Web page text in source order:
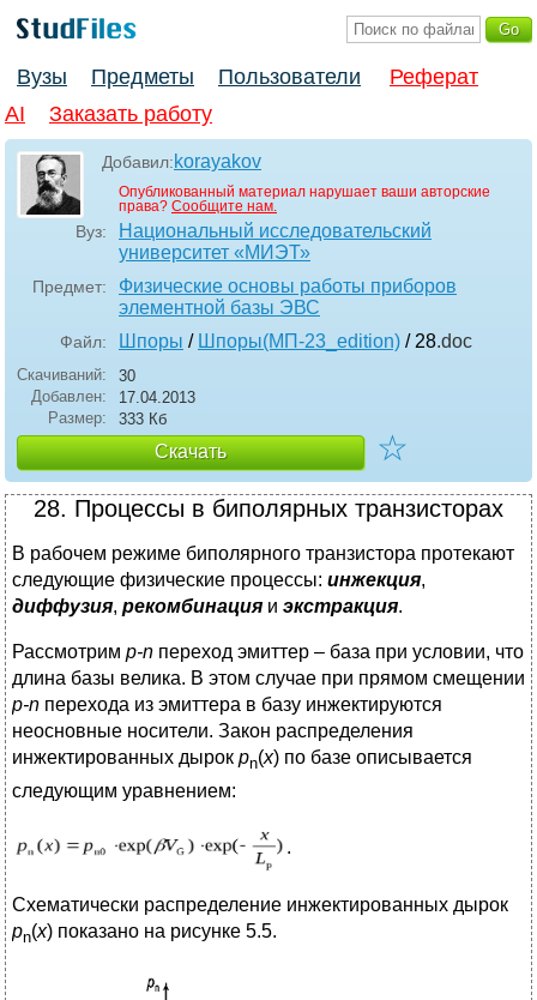
Вузы Предметы Пользователи
Реферат
AI
Заказать работу
Добавил:korayakov
Опубликованный материал нарушает ваши авторские
права? Сообщите нам.
Вуз:
Национальный исследовательский
университет «МИЭТ»
Предмет:
Физические основы работы приборов
элементной базы ЭВС
Файл: Шпоры / Шпоры(МП-23_edition) / 28.doc
Скачиваний:
30
Добавлен:
17.04.2013
Размер:
333 Кб
Скачать ☆
28. Процессы в биполярных транзисторах
В рабочем режиме биполярного транзистора протекают
следующие физические процессы: инжекция,
диффузия, рекомбинация и экстракция.
Рассмотрим р‑n переход эмиттер – база при условии, что
длина базы велика. В этом случае при прямом смещении
р‑n перехода из эмиттера в базу инжектируются
неосновные носители. Закон распределения
инжектированных дырок рn(х) по базе описывается
следующим уравнением:
Схематически распределение инжектированных дырок
рn(х) показано на рисунке 5.5.